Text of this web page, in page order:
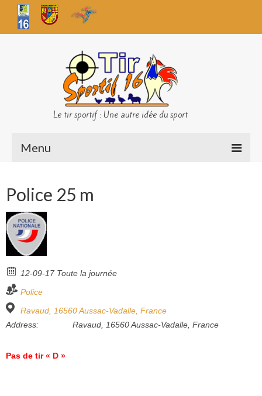
Le tir sportif : Une autre idée du sport
Menu
Sécurité
Challenges TS 16
Bilan des championnats
Bénévoles
Boutique
Police 25 m
12-09-17 Toute la journée
Police
Ravaud, 16560 Aussac-Vadalle, France
Address:
Ravaud, 16560 Aussac-Vadalle, France
Pas de tir « D »